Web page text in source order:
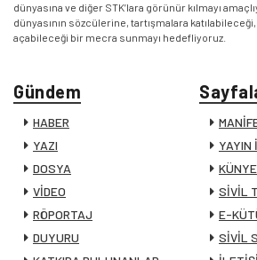
dünyasına ve diğer STK’lara görünür kılmayı
dünyasının sözcülerine, tartışmalara
açabileceği bir mecra sunmayı hedefliyoruz.
Gündem
HABER
YAZI
DOSYA
VİDEO
RÖPORTAJ
DUYURU
YAYIN
KÜNYE
SİVİL
E-
SİVİL